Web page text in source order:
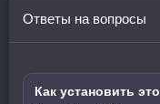
Ответы на вопросы
Как установить